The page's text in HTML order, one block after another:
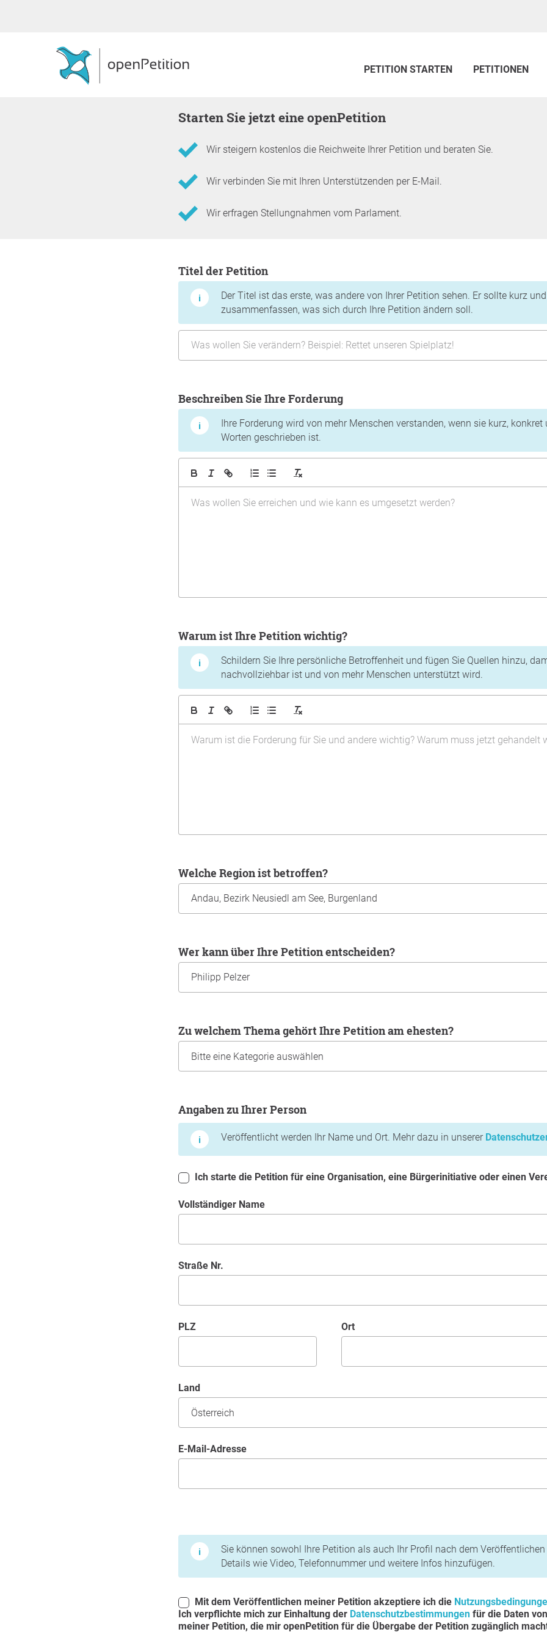
PETITION STARTEN PETITIONEN
Starten Sie jetzt eine openPetition
Wir steigern kostenlos die Reichweite Ihrer Petition und beraten Sie.
Wir verbinden Sie mit Ihren Unterstützenden per E-Mail.
Wir erfragen Stellungnahmen vom Parlament.
Titel der Petition
Der Titel ist das erste, was andere von Ihrer Petition sehen. Er sollte kurz
zusammenfassen, was sich durch Ihre Petition ändern soll.
Beschreiben Sie Ihre Forderung
Ihre Forderung wird von mehr Menschen verstanden, wenn sie kurz, konkret
Worten geschrieben ist.
Warum ist Ihre Petition wichtig?
Schildern Sie Ihre persönliche Betroffenheit und fügen Sie Quellen hinzu,
nachvollziehbar ist und von mehr Menschen unterstützt wird.
Welche Region ist betroffen?
Wer kann über Ihre Petition entscheiden?
Zu welchem Thema gehört Ihre Petition am ehesten?
Angaben zu Ihrer Person
Veröffentlicht werden Ihr Name und Ort. Mehr dazu in unserer
Ich starte die Petition für eine Organisation, eine Bürgerinitiative oder einen
Vollständiger Name
Straße Nr.
PLZ Ort
Land
E-Mail-Adresse
Nutzungsbedingungen und Datenschutzbestimmungen
Sie können sowohl Ihre Petition als auch Ihr Profil nach dem
Details wie Video, Telefonnummer und weitere Infos hinzufügen.
Mit dem Veröffentlichen meiner Petition akzeptiere ich die
Ich verpflichte mich zur Einhaltung der Datenschutzbestimmungen für die Daten
meiner Petition, die mir openPetition für die Übergabe der Petition zugänglich